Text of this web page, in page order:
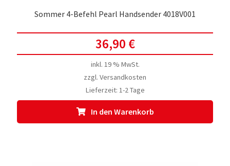
Sommer 4-Befehl Pearl Handsender 4018V001
36,90 €
inkl. 19 % MwSt.
zzgl. Versandkosten
Lieferzeit: 1-2 Tage
In den Warenkorb